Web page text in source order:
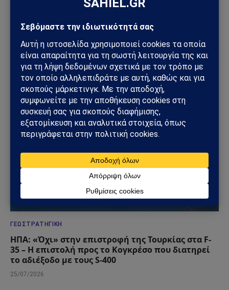
ΓΕΩΣΤΡΑΤΗΓΙΚΉ
Ρωσία: Δορυφορικές εικόνες αποκαλύπτουν νέα
οχυρωμένα καταφύγια αεροσκαφών – Η Μόσχα
προετοιμάζεται για βαθύτερο πόλεμο φθοράς
31/07/2026
ΓΕΩΣΤΡΑΤΗΓΙΚΉ
ΗΠΑ: «Όχι» στην επιστροφή της Τουρκίας στα F-
35 – Η επιστολή προς το Κογκρέσο που διατηρεί
το αδιέξοδο με τους S-400
25/07/2026